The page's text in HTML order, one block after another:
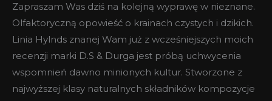
Zapraszam Was dziś na kolejną wyprawę w nieznane.
Olfaktoryczną opowieść o krainach czystych i dzikich.
Linia Hylnds znanej Wam już z wcześniejszych moich
recenzji marki D.S & Durga jest próbą uchwycenia
wspomnień dawno minionych kultur. Stworzone z
najwyższej klasy naturalnych składników kompozycje